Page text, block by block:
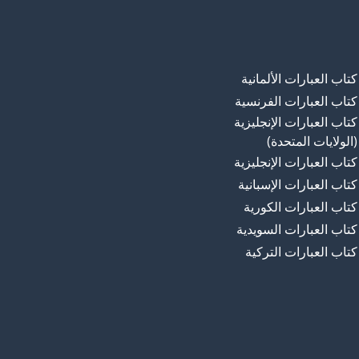
كتاب العبارات الألمانية
كتاب العبارات الفرنسية
كتاب العبارات الإنجليزية
(الولايات المتحدة)
كتاب العبارات الإنجليزية
كتاب العبارات الإسبانية
كتاب العبارات الكورية
كتاب العبارات السويدية
كتاب العبارات التركية